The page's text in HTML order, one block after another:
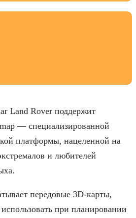
Land Rover поддержит
— специализированной
платформы, нацеленной на
и любителей
передовые 3D-карты,
при планировании